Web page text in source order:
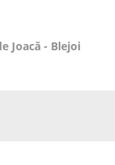
Joacă - Blejoi